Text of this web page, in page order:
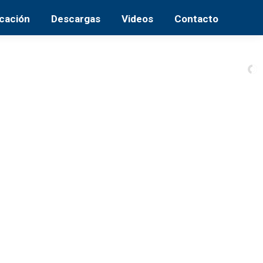
Descargas Videos Contacto